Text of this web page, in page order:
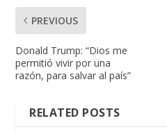
PREVIOUS
Donald Trump: “Dios me
permitió vivir por una
razón, para salvar al país”
RELATED POSTS